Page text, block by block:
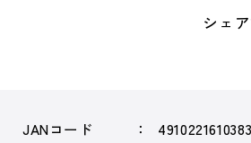
シェ
JANコード
4910221610383